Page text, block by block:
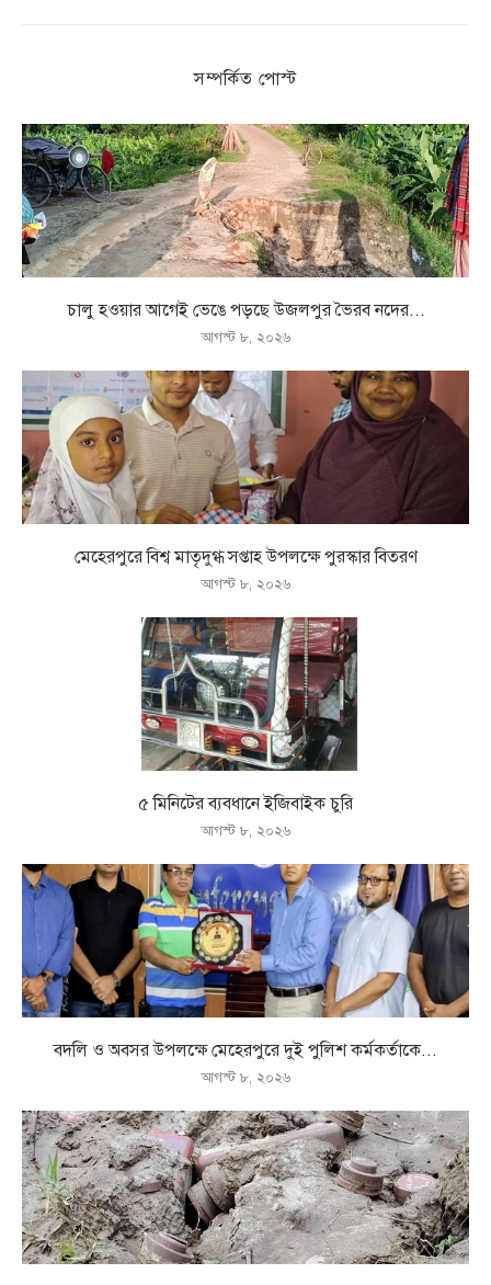
সম্পর্কিত পোস্ট
চালু হওয়ার আগেই ভেঙে পড়ছে উজলপুর ভৈরব নদের...
আগস্ট ৮, ২০২৬
মেহেরপুরে বিশ্ব মাতৃদুগ্ধ সপ্তাহ উপলক্ষে পুরস্কার বিতরণ
আগস্ট ৮, ২০২৬
৫ মিনিটের ব্যবধানে ইজিবাইক চুরি
আগস্ট ৮, ২০২৬
বদলি ও অবসর উপলক্ষে মেহেরপুরে দুই পুলিশ কর্মকর্তাকে...
আগস্ট ৮, ২০২৬